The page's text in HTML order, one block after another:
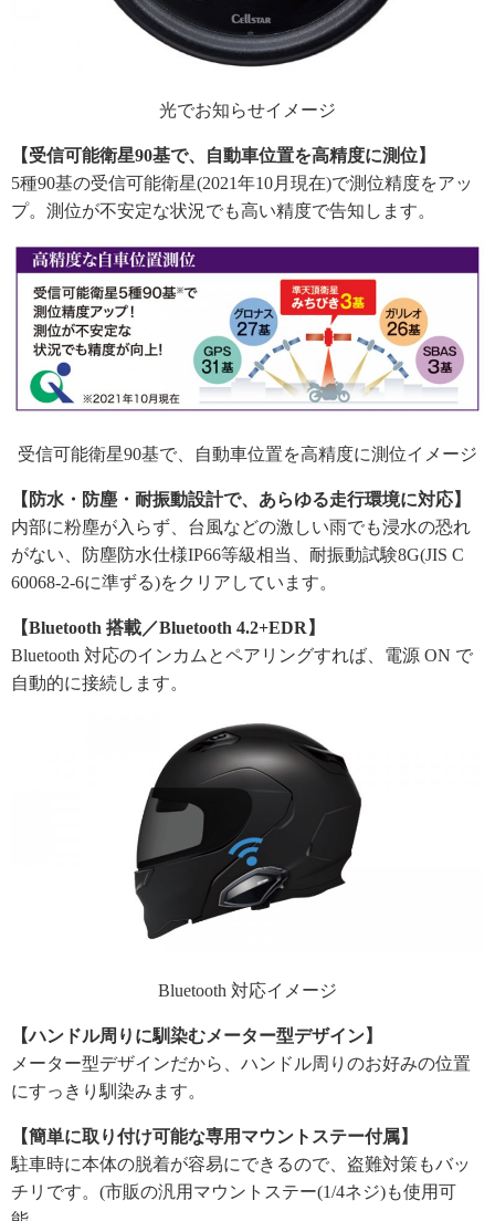
光でお知らせイメージ
【受信可能衛星90基で、自動車位置を高精度に測位】
5種90基の受信可能衛星(2021年10月現在)で測位精度をアッ
プ。測位が不安定な状況でも高い精度で告知します。
受信可能衛星90基で、自動車位置を高精度に測位イメージ
【防水・防塵・耐振動設計で、あらゆる走行環境に対応】
内部に粉塵が入らず、台風などの激しい雨でも浸水の恐れ
がない、防塵防水仕様IP66等級相当、耐振動試験8G(JIS C
60068-2-6に準ずる)をクリアしています。
【Bluetooth 搭載／Bluetooth 4.2+EDR】
Bluetooth 対応のインカムとペアリングすれば、電源 ON で
自動的に接続します。
Bluetooth 対応イメージ
【ハンドル周りに馴染むメーター型デザイン】
メーター型デザインだから、ハンドル周りのお好みの位置
にすっきり馴染みます。
【簡単に取り付け可能な専用マウントステー付属】
駐車時に本体の脱着が容易にできるので、盗難対策もバッ
チリです。(市販の汎用マウントステー(1/4ネジ)も使用可